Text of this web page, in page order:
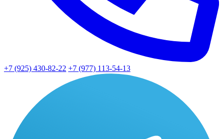
+7 (925) 430-82-22 +7 (977) 113-54-13